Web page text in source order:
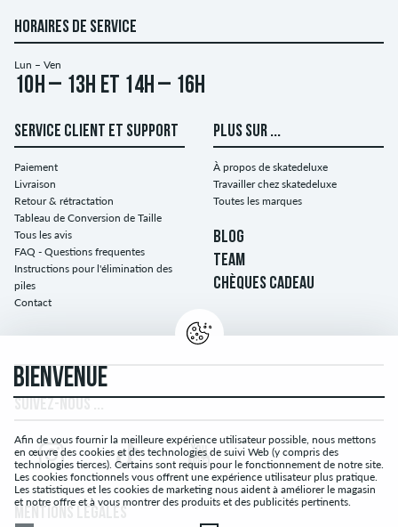
HORAIRES DE SERVICE
Lun – Ven
10h – 13h et 14h – 16h
SERVICE CLIENT ET SUPPORT
Paiement
Livraison
Retour & rétractation
Tableau de Conversion de Taille
Tous les avis
FAQ - Questions frequentes
Instructions pour l'élimination des
piles
Contact
PLUS SUR ...
À propos de skatedeluxe
Travailler chez skatedeluxe
Toutes les marques
BLOG
TEAM
CHÈQUES CADEAU
BIENVENUE
Afin de vous fournir la meilleure expérience utilisateur possible, nous mettons
en œuvre des cookies et des technologies de suivi Web (y compris des
technologies tierces). Certains sont requis pour le fonctionnement de notre site.
Les cookies fonctionnels vous offrent une expérience utilisateur plus pratique.
Les statistiques et les cookies de marketing nous aident à améliorer le magasin
et notre offre et à vous montrer des produits et des publicités pertinents.